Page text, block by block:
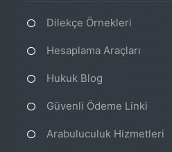
Dilekçe Örnekleri
Hesaplama Araçları
Hukuk Blog
Güvenli Ödeme Linki
Arabuluculuk Hizmetleri